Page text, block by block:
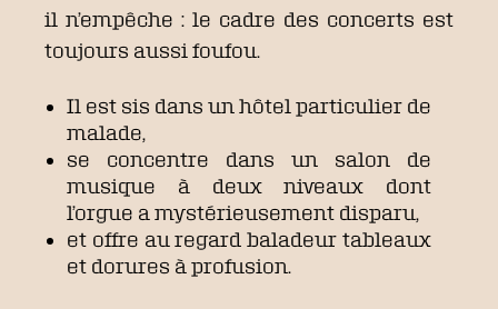
il n’empêche : le cadre des concerts est
toujours aussi foufou.
Il est sis dans un hôtel particulier de
malade,
se concentre dans un salon de
musique à deux niveaux dont
l’orgue a mystérieusement disparu,
et offre au regard baladeur tableaux
et dorures à profusion.